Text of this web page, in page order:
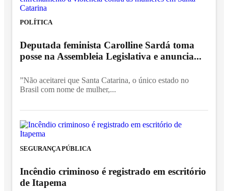
POLÍTICA
Deputada feminista Carolline Sardá toma
posse na Assembleia Legislativa e anuncia...
”Não aceitarei que Santa Catarina, o único estado no
Brasil com nome de mulher,...
SEGURANÇA PÚBLICA
Incêndio criminoso é registrado em escritório
de Itapema